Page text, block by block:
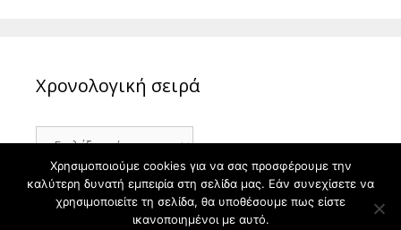
Χρονολογική σειρά
Χρονολογική
σειρά
Χρησιμοποιούμε cookies για να σας προσφέρουμε την
καλύτερη δυνατή εμπειρία στη σελίδα μας. Εάν συνεχίσετε να
χρησιμοποιείτε τη σελίδα, θα υποθέσουμε πως είστε
ικανοποιημένοι με αυτό.